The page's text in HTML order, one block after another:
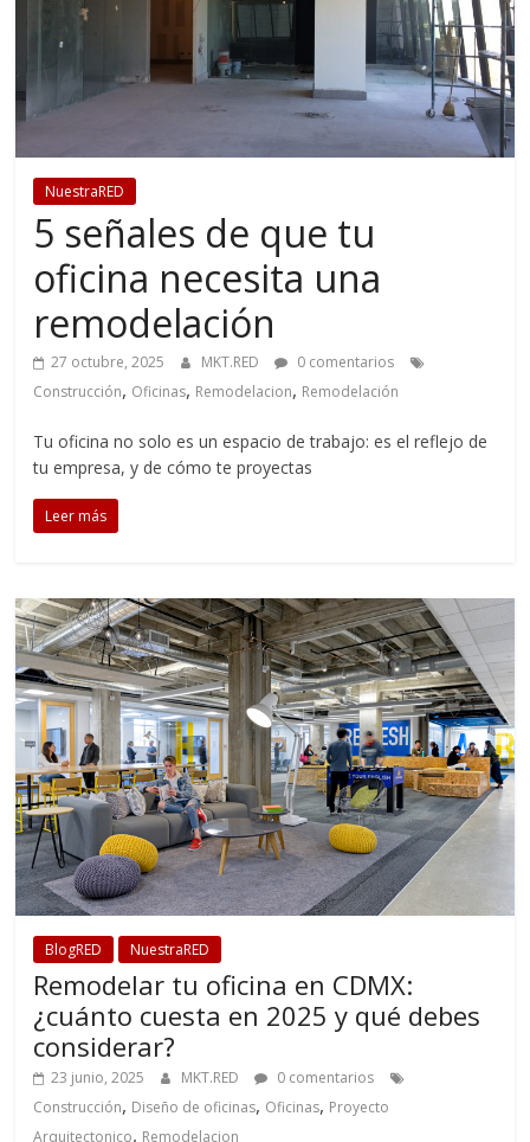
NuestraRED
5 señales de que tu
oficina necesita una
remodelación
27 octubre, 2025 MKT.RED
0 comentarios
Construcción, Oficinas, Remodelacion, Remodelación
Tu oficina no solo es un espacio de trabajo: es el reflejo de
tu empresa, y de cómo te proyectas
Leer más
BlogRED NuestraRED
Remodelar tu oficina en CDMX:
¿cuánto cuesta en 2025 y qué debes
considerar?
23 junio, 2025 MKT.RED
0 comentarios
Construcción, Diseño de oficinas, Oficinas, Proyecto
Arquitectonico, Remodelacion